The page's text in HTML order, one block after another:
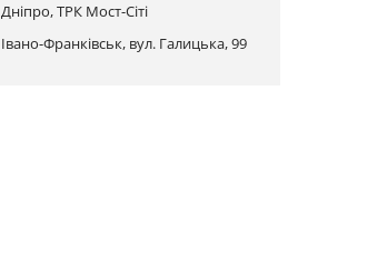
Дніпро, ТРК Мост-Сіті
Івано-Франківськ, вул. Галицька, 99